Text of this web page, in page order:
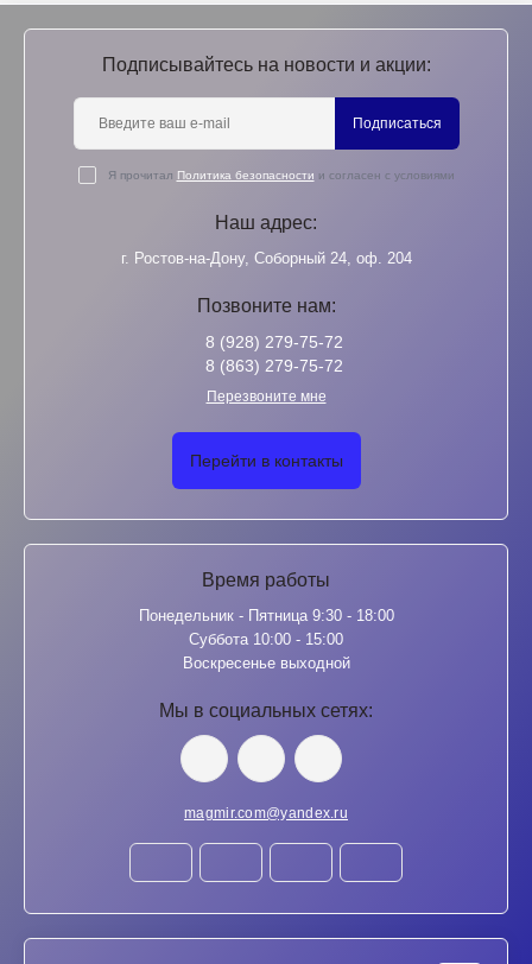
Подписывайтесь на новости и акции:
Подписаться
Я прочитал Политика безопасности и согласен с условиями
Наш адрес:
г. Ростов-на-Дону, Соборный 24, оф. 204
Позвоните нам:
8 (928) 279-75-72
8 (863) 279-75-72
Перезвоните мне
Перейти в контакты
Время работы
Понедельник - Пятница 9:30 - 18:00
Суббота 10:00 - 15:00
Воскресенье выходной
Мы в социальных сетях:
magmir.com@yandex.ru